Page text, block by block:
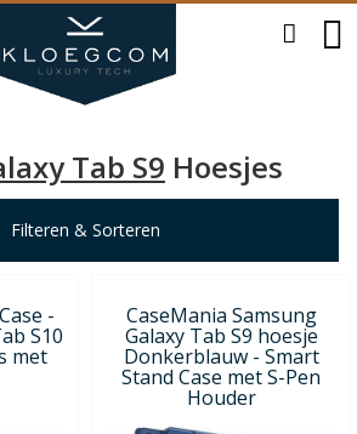
Tab S9 Hoesjes
Filteren & Sorteren
-
S10
met
CaseMania Samsung
Galaxy Tab S9 hoesje
Donkerblauw - Smart
Stand Case met S-Pen
Houder